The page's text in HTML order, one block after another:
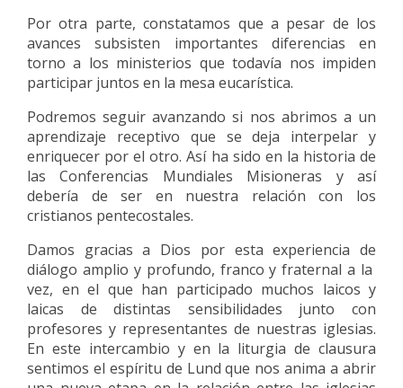
Por otra parte, constatamos que a pesar de los
avances subsisten importantes diferencias en
torno a los ministerios que todavía nos impiden
participar juntos en la mesa eucarística.
Podremos seguir avanzando si nos abrimos a un
aprendizaje receptivo que se deja interpelar y
enriquecer por el otro. Así ha sido en la historia de
las Conferencias Mundiales Misioneras y así
debería de ser en nuestra relación con los
cristianos pentecostales.
Damos gracias a Dios por esta experiencia de
diálogo amplio y profundo, franco y fraternal a la
vez, en el que han participado muchos laicos y
laicas de distintas sensibilidades junto con
profesores y representantes de nuestras iglesias.
En este intercambio y en la liturgia de clausura
sentimos el espíritu de Lund que nos anima a abrir